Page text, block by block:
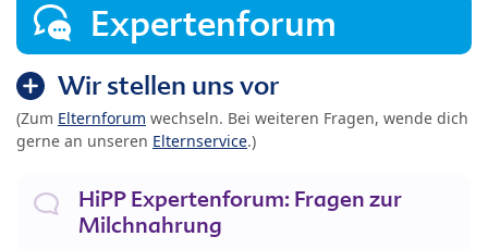
Expertenforum
Wir stellen uns vor
(Zum Elternforum wechseln. Bei weiteren Fragen, wende dich
gerne an unseren Elternservice.)
HiPP Expertenforum: Fragen zur
Milchnahrung